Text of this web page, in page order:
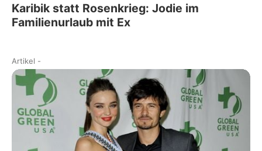
Karibik statt Rosenkrieg: Jodie im
Familienurlaub mit Ex
Artikel -